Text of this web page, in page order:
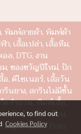
พิมพ์ลายผ้า, พิมพ์ผ้า
, เสื้อเปล่า, เสื้อทีม,
ล, DTG, งาน
, ของขวัญปีใหม่, ปัก
, ดีไซเนอร์, เสื้อวัน
รีนยาง, สกรีนไม่มีขั้น
ดจำนวน, พิมพ์เสื้อ,
ป๋าผ้าลดโลกร้อน,
T-shirt, Polo,
to find out
Cookies Policy